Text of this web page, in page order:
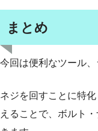
まとめ
今回は便利なツール
ネジを回すことに特
えることで、ボルト